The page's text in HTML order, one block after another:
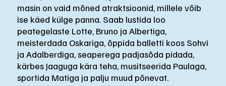
masin on vaid mõned atraktsioonid, millele võib
ise käed külge panna. Saab lustida loo
peategelaste Lotte, Bruno ja Albertiga,
meisterdada Oskariga, õppida balletti koos Sohvi
ja Adalberdiga, seaperega padjasõda pidada,
kärbes Jaaguga kära teha, musitseerida Paulaga,
sportida Matiga ja palju muud põnevat.